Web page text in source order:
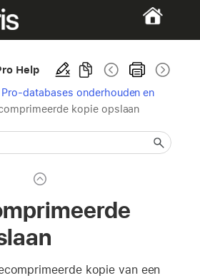
Help
Pro-databases onderhouden en
kopie opslaan
kopie van een